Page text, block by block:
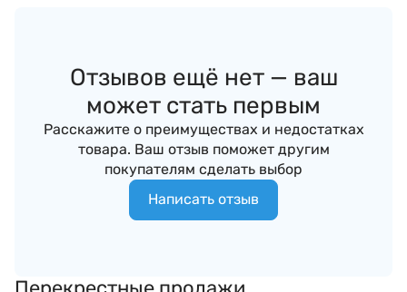
Отзывов ещё нет — ваш
может стать первым
Расскажите о преимуществах и недостатках
товара. Ваш отзыв поможет другим
покупателям сделать выбор
Написать отзыв